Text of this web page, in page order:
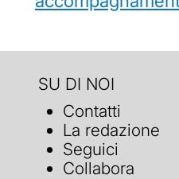
SU DI NOI
Contatti
La redazione
Seguici
Collabora